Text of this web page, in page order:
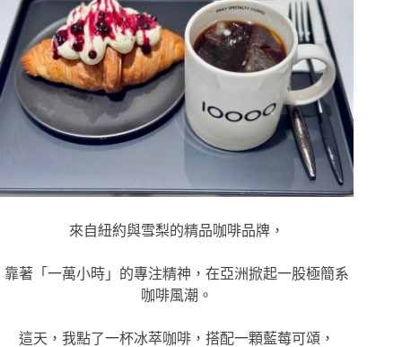
來自紐約與雪梨的精品咖啡品牌，
靠著「一萬小時」的專注精神，在亞洲掀起一股極簡系
咖啡風潮。
這天，我點了一杯冰萃咖啡，搭配一顆藍莓可頌，